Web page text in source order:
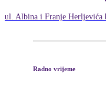
ul. Albina i Franje Herljevića
Radno vrijeme